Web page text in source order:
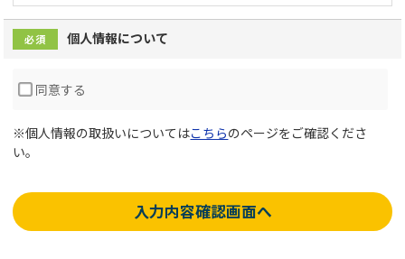
必須 個人情報について
同意する
※個人情報の取扱いについてはこちらのページをご確認くださ
い。
入力内容確認画面へ